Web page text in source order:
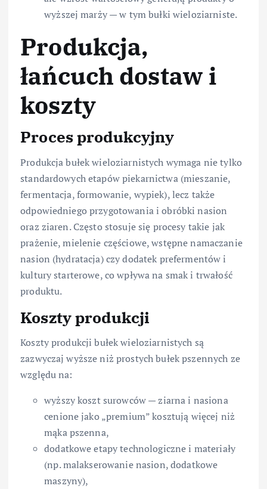
wyższej marży — w tym bułki wieloziarniste.
Produkcja,
łańcuch dostaw i
koszty
Proces produkcyjny
Produkcja bułek wieloziarnistych wymaga nie tylko
standardowych etapów piekarnictwa (mieszanie,
fermentacja, formowanie, wypiek), lecz także
odpowiedniego przygotowania i obróbki nasion
oraz ziaren. Często stosuje się procesy takie jak
prażenie, mielenie częściowe, wstępne namaczanie
nasion (hydratacja) czy dodatek prefermentów i
kultury starterowe, co wpływa na smak i trwałość
produktu.
Koszty produkcji
Koszty produkcji bułek wieloziarnistych są
zazwyczaj wyższe niż prostych bułek pszennych ze
względu na:
wyższy koszt surowców — ziarna i nasiona
cenione jako „premium” kosztują więcej niż
mąka pszenna,
dodatkowe etapy technologiczne i materiały
(np. malakserowanie nasion, dodatkowe
maszyny),